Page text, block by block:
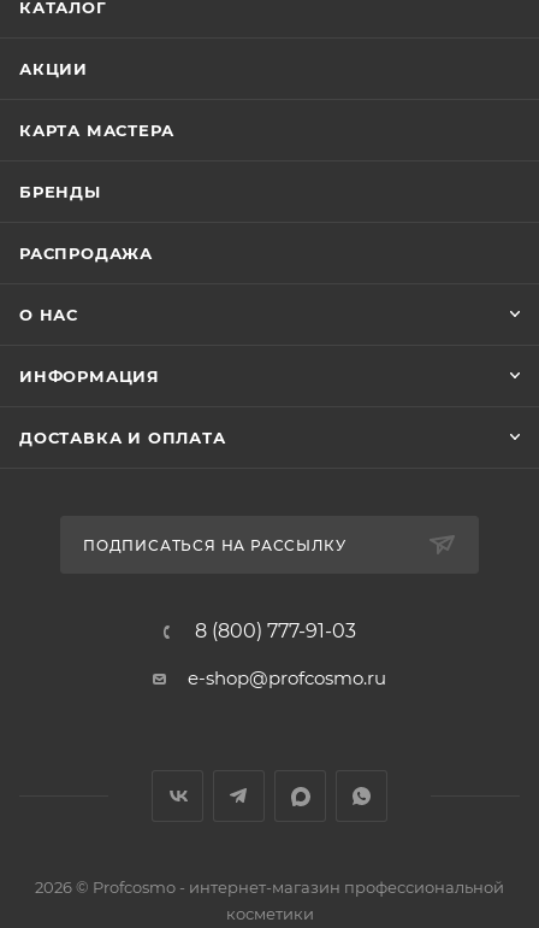
КАТАЛОГ
АКЦИИ
КАРТА МАСТЕРА
БРЕНДЫ
РАСПРОДАЖА
О НАС
ИНФОРМАЦИЯ
ДОСТАВКА И ОПЛАТА
ПОДПИСАТЬСЯ НА РАССЫЛКУ
8 (800) 777-91-03
e-shop@profcosmo.ru
2026© Profcosmo - интернет-магазин профессиональной
косметики